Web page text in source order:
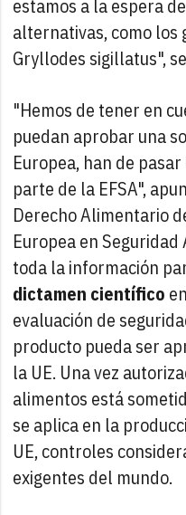
estamos a la espera
alternativas, como los
Gryllodes sigillatus",
"Hemos de tener en
puedan aprobar una
Europea, han de
parte de la EFSA",
Derecho Alimentario
Europea en
toda la información
dictamen científico
evaluación de
producto pueda ser
la UE. Una vez
alimentos está
se aplica en la
UE, controles
exigentes del mundo.